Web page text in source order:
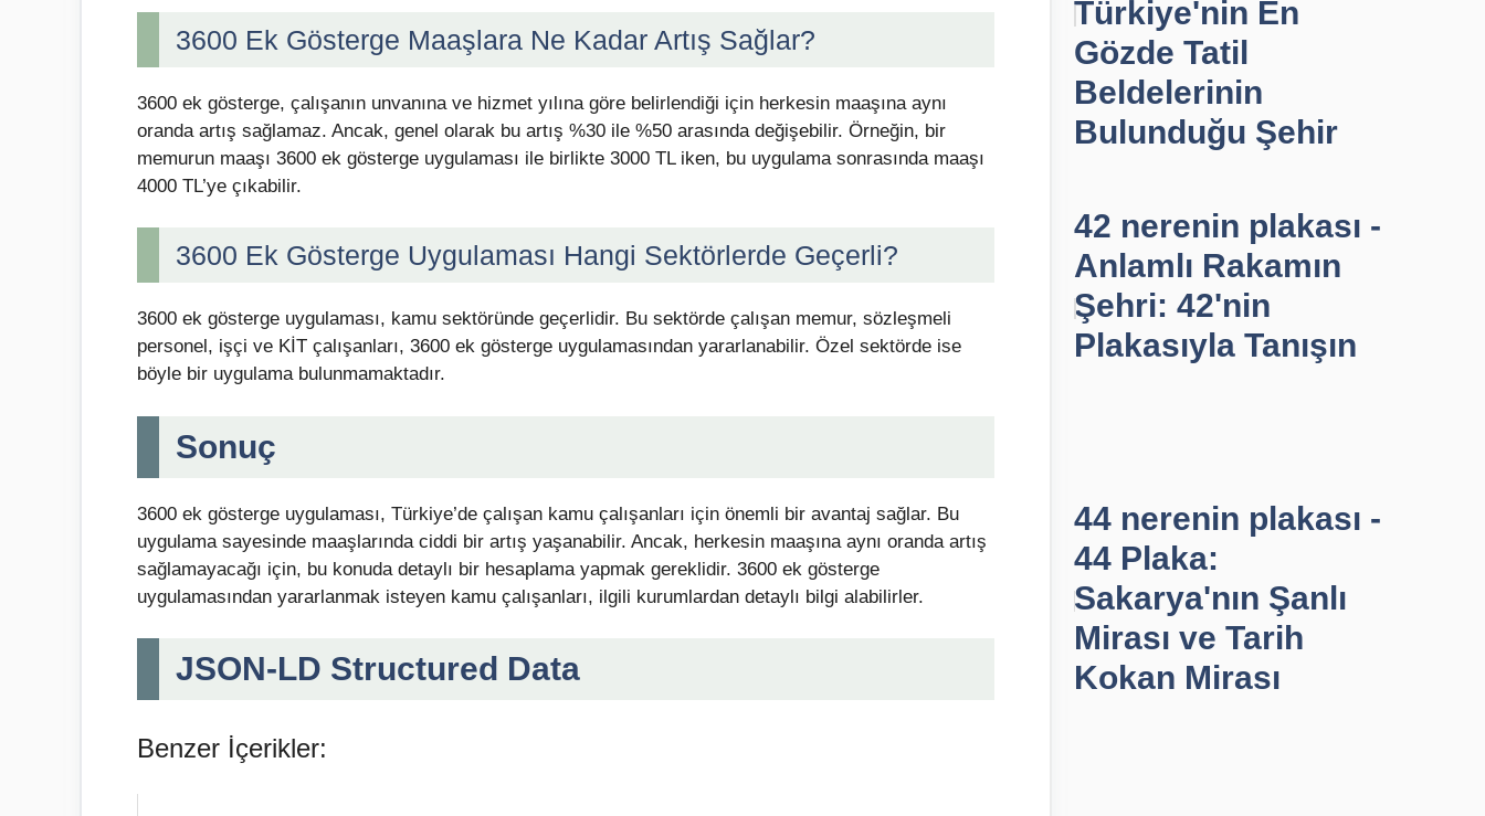
3600 Ek Gösterge Maaşlara Ne Kadar Artış Sağlar?
3600 ek gösterge, çalışanın unvanına ve hizmet yılına göre belirlendiği için herkesin maaşına aynı
oranda artış sağlamaz. Ancak, genel olarak bu artış %30 ile %50 arasında değişebilir. Örneğin, bir
memurun maaşı 3600 ek gösterge uygulaması ile birlikte 3000 TL iken, bu uygulama sonrasında maaşı
4000 TL’ye çıkabilir.
3600 Ek Gösterge Uygulaması Hangi Sektörlerde Geçerli?
3600 ek gösterge uygulaması, kamu sektöründe geçerlidir. Bu sektörde çalışan memur, sözleşmeli
personel, işçi ve KİT çalışanları, 3600 ek gösterge uygulamasından yararlanabilir. Özel sektörde ise
böyle bir uygulama bulunmamaktadır.
Sonuç
3600 ek gösterge uygulaması, Türkiye’de çalışan kamu çalışanları için önemli bir avantaj sağlar. Bu
uygulama sayesinde maaşlarında ciddi bir artış yaşanabilir. Ancak, herkesin maaşına aynı oranda artış
sağlamayacağı için, bu konuda detaylı bir hesaplama yapmak gereklidir. 3600 ek gösterge
uygulamasından yararlanmak isteyen kamu çalışanları, ilgili kurumlardan detaylı bilgi alabilirler.
JSON-LD Structured Data
Benzer İçerikler:
Türkiye'nin En
Gözde Tatil
Beldelerinin
Bulunduğu Şehir
42 nerenin plakası -
Anlamlı Rakamın
Şehri: 42'nin
Plakasıyla Tanışın
44 nerenin plakası -
44 Plaka:
Sakarya'nın Şanlı
Mirası ve Tarih
Kokan Mirası